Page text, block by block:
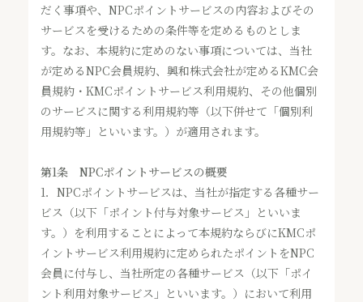
だく事項や、NPCポイントサービスの内容およびその
サービスを受けるための条件等を定めるものとしま
す。なお、本規約に定めのない事項については、当社
が定めるNPC会員規約、興和株式会社が定めるKMC会
員規約・KMCポイントサービス利用規約、その他個別
のサービスに関する利用規約等（以下併せて「個別利
用規約等」といいます。）が適用されます。
第1条 NPCポイントサービスの概要
1． NPCポイントサービスは、当社が指定する各種サー
ビス（以下「ポイント付与対象サービス」といいま
す。）を利用することによって本規約ならびにKMCポ
イントサービス利用規約に定められたポイントをNPC
会員に付与し、当社所定の各種サービス（以下「ポイ
ント利用対象サービス」といいます。）において利用